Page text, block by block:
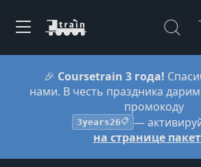
🎉 Coursetrain 3 года!
нами. В честь праздника дарим
промокоду
3years26📋 —
на странице